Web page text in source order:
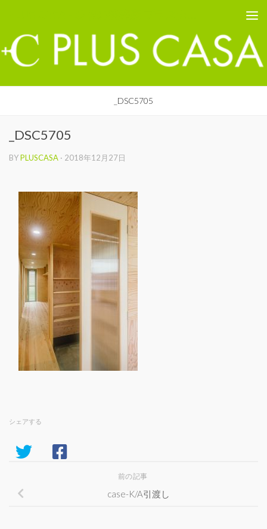
_DSC5705
_DSC5705
BYPLUSCASA · 2018年12月27日
シェアする
前の記事
case-K/A引渡し